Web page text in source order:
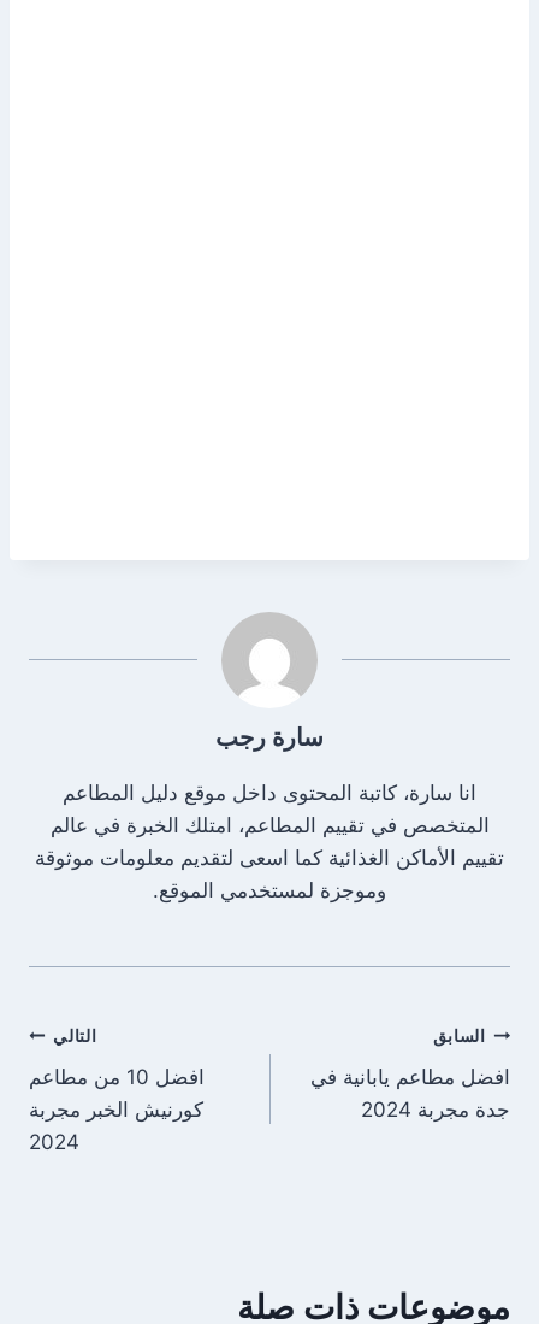
سارة رجب
انا سارة، كاتبة المحتوى داخل موقع دليل المطاعم
المتخصص في تقييم المطاعم، امتلك الخبرة في عالم
تقييم الأماكن الغذائية كما اسعى لتقديم معلومات موثوقة
وموجزة لمستخدمي الموقع.
تصفّح
المقالات
السابق
افضل مطاعم يابانية في
جدة مجربة 2024
التالي
افضل 10 من مطاعم
كورنيش الخبر مجربة
2024
موضوعات ذات صلة